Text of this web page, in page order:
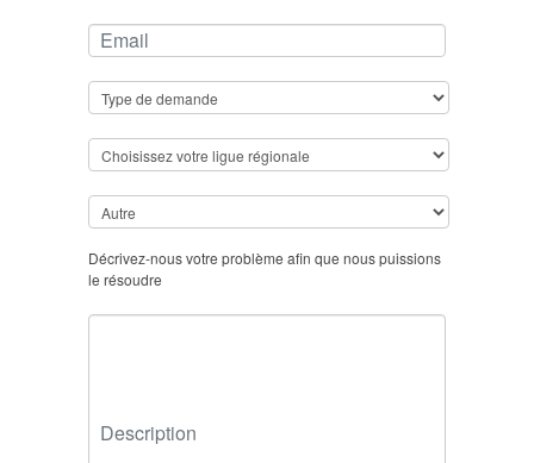
Email
Décrivez-nous votre problème afin que nous puissions
le résoudre
Description